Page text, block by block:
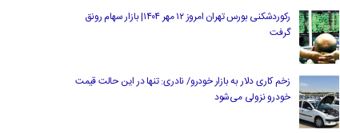
رکوردشکنی بورس تهران امروز ۱۲ مهر ۱۴۰۴| بازار سهام رونق
گرفت
زخم کاری دلار به بازار خودرو/ نادری: تنها در این حالت قیمت
خودرو نزولی می‌شود